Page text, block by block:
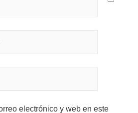
electrónico y web en este